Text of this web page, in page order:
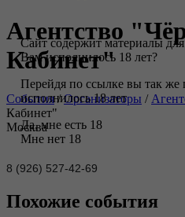
Агентство
Кабинет"
События/Организаторы /
Кабинет"
Москва
8 (926) 527-42-69
Похожие события
Сайт содержит материалы
Вам исполнилось 18 лет?
Перейдя по ссылке вы так же
исполнилось 18 лет
Да, мне есть 18
Мне нет 18